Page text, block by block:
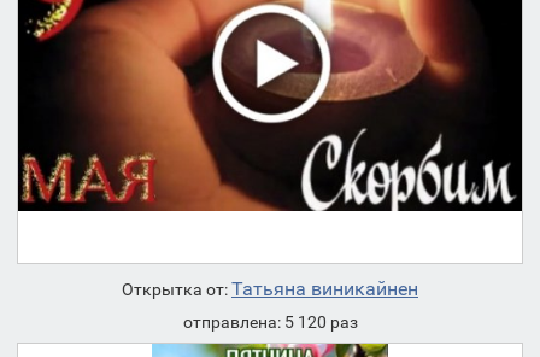
Открытка от:Татьяна виникайнен
отправлена: 5 120 раз